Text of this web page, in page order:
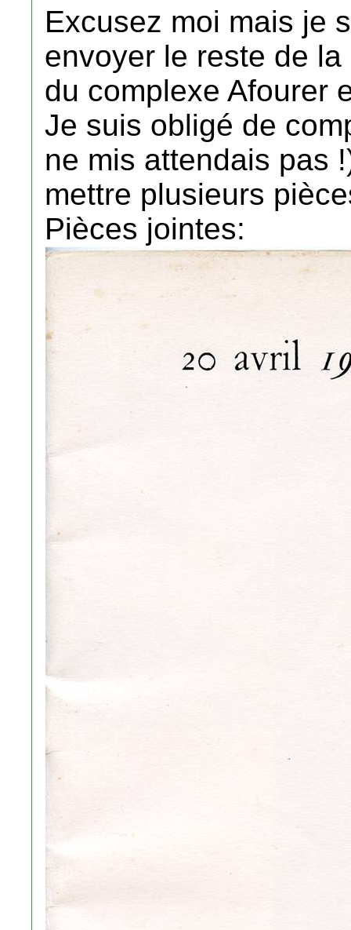
Excusez moi mais je
envoyer le reste de
du complexe Afourer
Je suis obligé de
ne mis attendais pas
mettre plusieurs
Pièces jointes: